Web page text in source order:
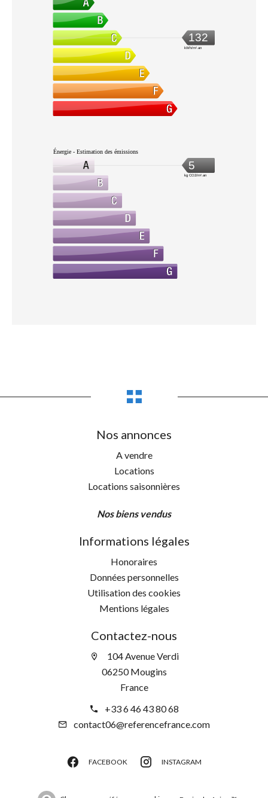
132
kWh/m².an
Énergie - Estimation des émissions
5
kg CO2/m².an
Nos annonces
A vendre
Locations
Locations saisonnières
Nos biens vendus
Informations légales
Honoraires
Données personnelles
Utilisation des cookies
Mentions légales
Contactez-nous
104 Avenue Verdi
06250 Mougins
France
+33 6 46 43 80 68
contact06@referencefrance.com
FACEBOOK INSTAGRAM